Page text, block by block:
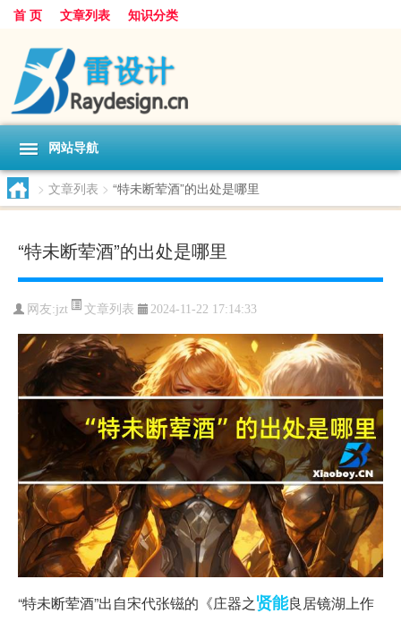
首 页 文章列表 知识分类
网站导航
> 文章列表 > “特未断荤酒”的出处是哪里
“特未断荤酒”的出处是哪里
网友:jzt 文章列表 2024-11-22 17:14:33
“特未断荤酒”出自宋代张镃的《庄器之贤能良居镜湖上作